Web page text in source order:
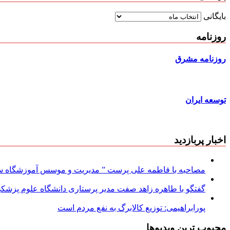
بایگانی
روزنامه
روزنامه مشرق
توسعه ایران
اخبار پربازدید
مصاحبه با فاطمه علی پرست ” مدیریت و موسس آموزشگاه
گفتگو با طاهره زاهد صفت مدیر پرستاری دانشگاه علوم
پورابراهیمی: توزیع کالابرگ به نفع مردم است
محبوب ترین ویدیوها